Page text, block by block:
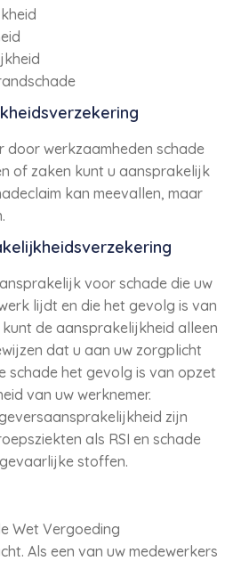
door werkzaamheden schade
of zaken kunt u aansprakelijk
kan meevallen, maar
voor schade die uw
lijdt en die het gevolg is van
de aansprakelijkheid alleen
dat u aan uw zorgplicht
schade het gevolg is van opzet
van uw werknemer.
zijn
als RSI en schade
stoffen.
Wet Vergoeding
Als een van uw medewerkers